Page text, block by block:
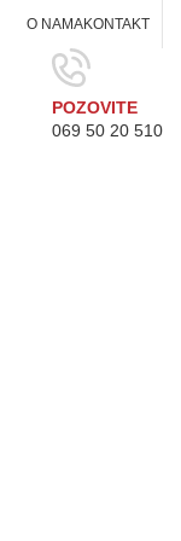
O NAMAKONTAKT
POZOVITE
069 50 20 510